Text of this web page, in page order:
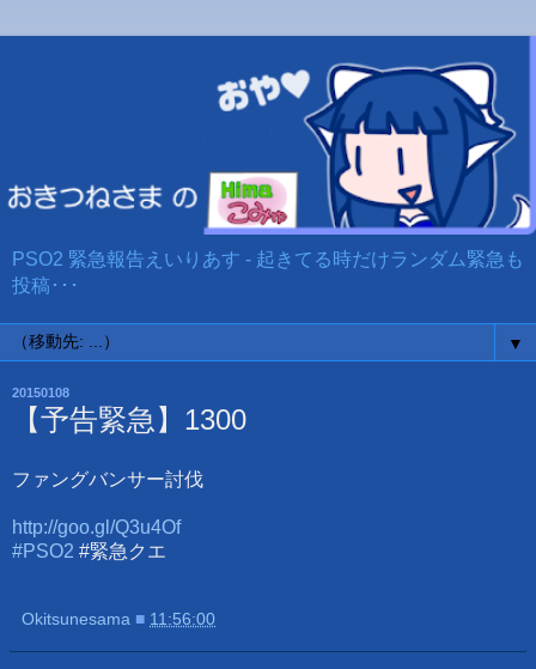
PSO2 緊急報告えいりあす - 起きてる時だけランダム緊急も
投稿･･･
▼
20150108
【予告緊急】1300
ファングバンサー討伐
http://goo.gl/Q3u4Of
#PSO2 #緊急クエ
Okitsunesama ■ 11:56:00